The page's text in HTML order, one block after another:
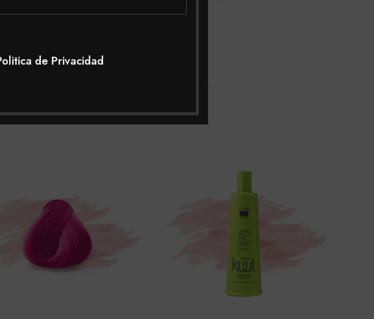
de Privacidad
tener una mejor asesoría.